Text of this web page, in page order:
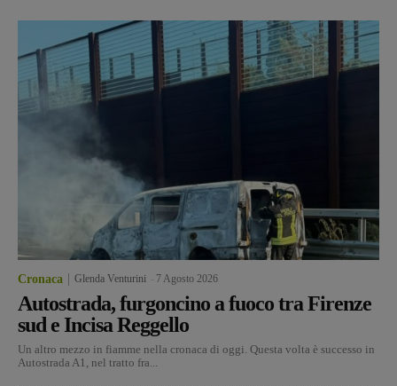
Cronaca Glenda Venturini 7 Agosto 2026
Autostrada, furgoncino a fuoco tra Firenze
sud e Incisa Reggello
Un altro mezzo in fiamme nella cronaca di oggi. Questa volta è successo in
Autostrada A1, nel tratto fra...